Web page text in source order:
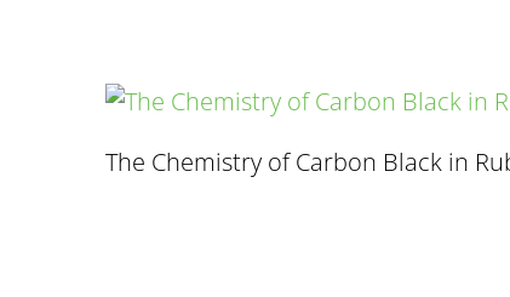
The Chemistry of Carbon Black in